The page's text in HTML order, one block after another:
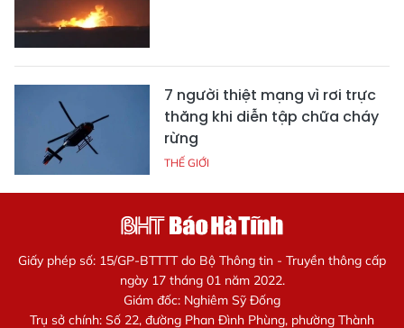
7 người thiệt mạng vì rơi trực
thăng khi diễn tập chữa cháy
rừng
THẾ GIỚI
Giấy phép số: 15/GP-BTTTT do Bộ Thông tin - Truyền thông cấp
ngày 17 tháng 01 năm 2022.
Giám đốc: Nghiêm Sỹ Đống
Trụ sở chính: Số 22, đường Phan Đình Phùng, phường Thành